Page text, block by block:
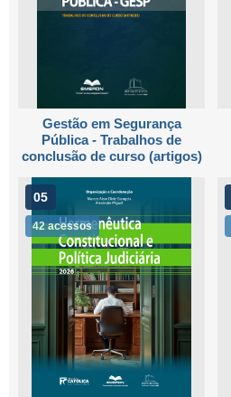
Gestão em Segurança
Pública - Trabalhos de
conclusão de curso (artigos)
05
42 acessos